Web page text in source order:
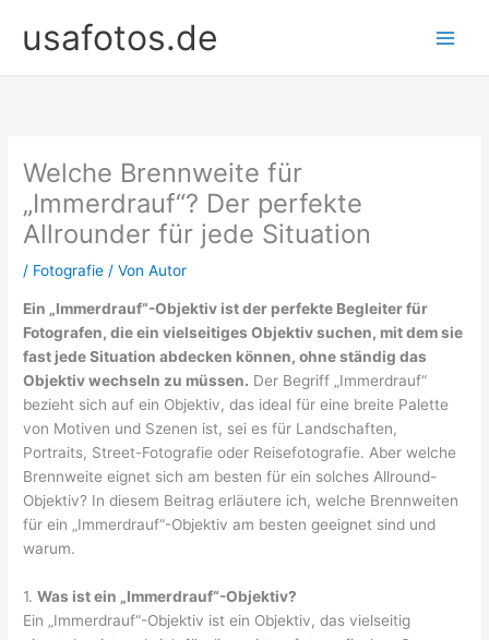
Inhaltusafotos.de
Welche Brennweite für
„Immerdrauf“? Der perfekte
Allrounder für jede Situation
/ Fotografie / VonAutor
Ein „Immerdrauf“-Objektiv ist der perfekte Begleiter für
Fotografen, die ein vielseitiges Objektiv suchen, mit dem sie
fast jede Situation abdecken können, ohne ständig das
Objektiv wechseln zu müssen. Der Begriff „Immerdrauf“
bezieht sich auf ein Objektiv, das ideal für eine breite Palette
von Motiven und Szenen ist, sei es für Landschaften,
Portraits, Street-Fotografie oder Reisefotografie. Aber welche
Brennweite eignet sich am besten für ein solches Allround-
Objektiv? In diesem Beitrag erläutere ich, welche Brennweiten
für ein „Immerdrauf“-Objektiv am besten geeignet sind und
warum.
1.Was ist ein „Immerdrauf“-Objektiv?
Ein „Immerdrauf“-Objektiv ist ein Objektiv, das vielseitig